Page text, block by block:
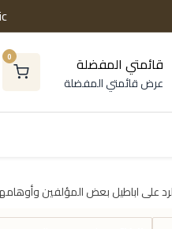
0 قائمتي المفضلة
عرض قائمتي المفضلة
على اباطيل بعض المؤلفين